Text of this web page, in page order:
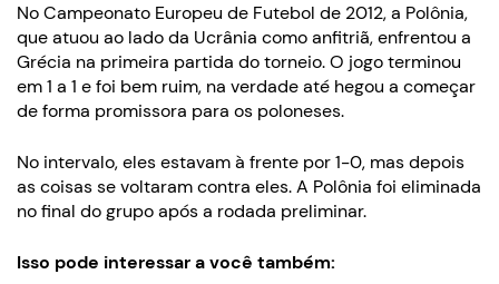
No Campeonato Europeu de Futebol de 2012, a Polônia,
que atuou ao lado da Ucrânia como anfitriã, enfrentou a
Grécia na primeira partida do torneio. O jogo terminou
em 1 a 1 e foi bem ruim, na verdade até hegou a começar
de forma promissora para os poloneses.
No intervalo, eles estavam à frente por 1-0, mas depois
as coisas se voltaram contra eles. A Polônia foi eliminada
no final do grupo após a rodada preliminar.
Isso pode interessar a você também: